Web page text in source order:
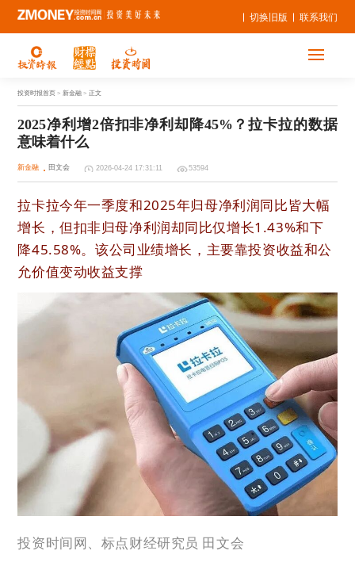
联系我们
切换旧版
投资时报首页 > 新金融 > 正文
2025净利增2倍扣非净利却降45%？拉卡拉的数据
意味着什么
新金融 田文会 2026-04-24 17:31:11 53594
拉卡拉今年一季度和2025年归母净利润同比皆大幅
增长，但扣非归母净利润却同比仅增长1.43%和下
降45.58%。该公司业绩增长，主要靠投资收益和公
允价值变动收益支撑
投资时间网、标点财经研究员 田文会